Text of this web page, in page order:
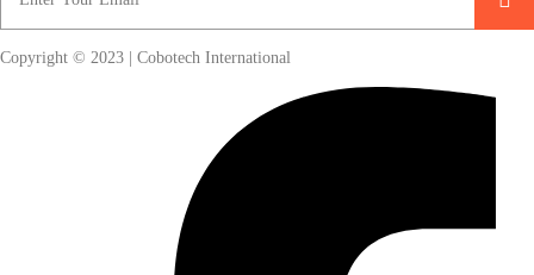
Copyright © 2023 | Cobotech International